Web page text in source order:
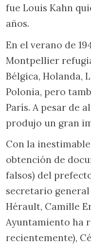
fue Louis Kahn
años.
En el verano de
Montpellier
Bélgica, Holanda,
Polonia, pero
París. A pesar de
produjo un gran
Con la
obtención de
falsos) del
secretario
Hérault, Camille
Ayuntamiento ha
recientemente),